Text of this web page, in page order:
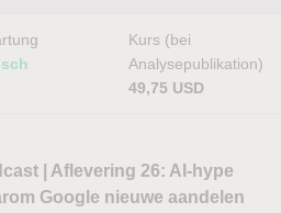
Kurs (bei
Analysepublikation)
49,75 USD
| Aflevering 26: AI-hype
Google nieuwe aandelen